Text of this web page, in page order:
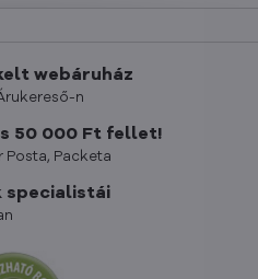
webáruház
n
50 000 Ft fellet!
Posta, Packeta
specialistái